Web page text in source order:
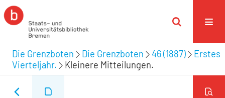
Die Grenzboten Die Grenzboten 46 (1887)
Erstes
Vierteljahr.
Kleinere Mitteilungen.